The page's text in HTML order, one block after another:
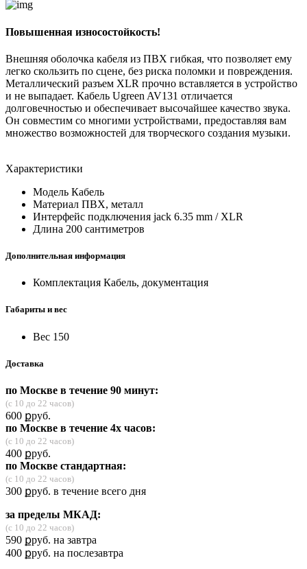
Повышенная износостойкость!
Внешняя оболочка кабеля из ПВХ гибкая, что позволяет ему
легко скользить по сцене, без риска поломки и повреждения.
Металлический разъем XLR прочно вставляется в устройство
и не выпадает. Кабель Ugreen AV131 отличается
долговечностью и обеспечивает высочайшее качество звука.
Он совместим со многими устройствами, предоставляя вам
множество возможностей для творческого создания музыки.
Характеристики
Модель Кабель
Материал ПВХ, металл
Интерфейс подключения jack 6.35 mm / XLR
Длина 200 сантиметров
Дополнительная информация
Комплектация Кабель, документация
Габариты и вес
Вес 150
Доставка
по Москве в течение 90 минут:
(с 10 до 22 часов)
600 քруб.
по Москве в течение 4х часов:
(с 10 до 22 часов)
400 քруб.
по Москве стандартная:
(с 10 до 22 часов)
300 քруб. в течение всего дня
за пределы МКАД:
(с 10 до 22 часов)
590 քруб. на завтра
400 քруб. на послезавтра